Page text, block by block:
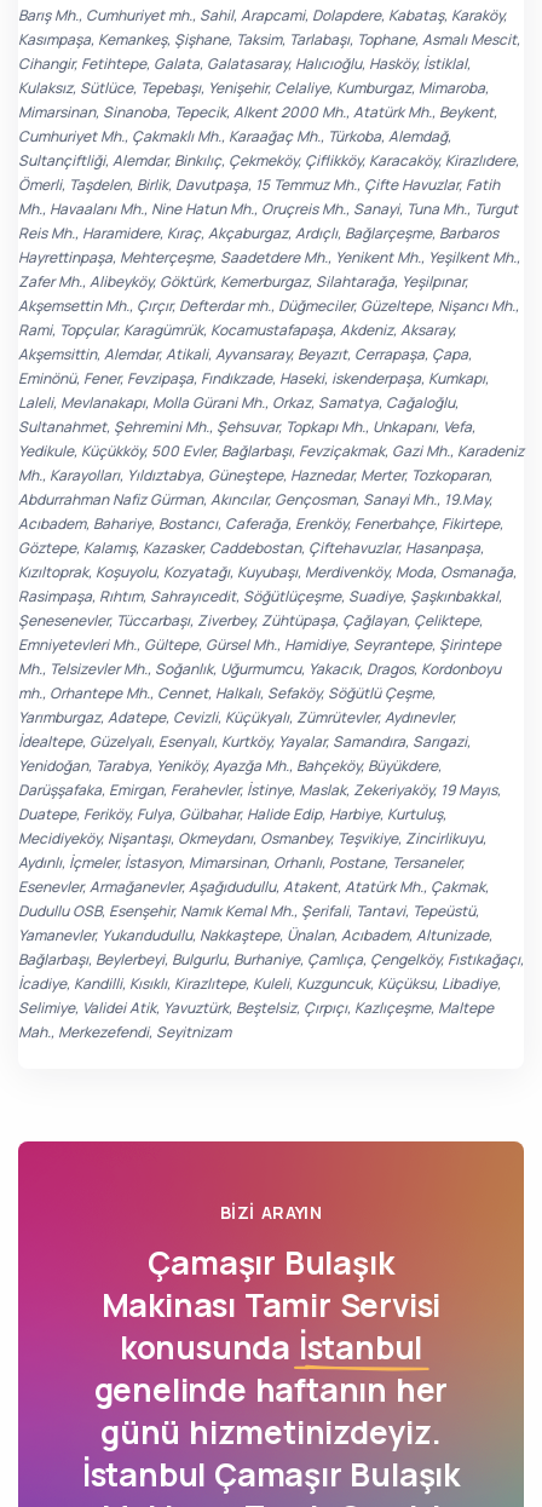
Barış Mh., Cumhuriyet mh., Sahil, Arapcami, Dolapdere, Kabataş, Karaköy,
Kasımpaşa, Kemankeş, Şişhane, Taksim, Tarlabaşı, Tophane, Asmalı Mescit,
Cihangir, Fetihtepe, Galata, Galatasaray, Halıcıoğlu, Hasköy, İstiklal,
Kulaksız, Sütlüce, Tepebaşı, Yenişehir, Celaliye, Kumburgaz, Mimaroba,
Mimarsinan, Sinanoba, Tepecik, Alkent 2000 Mh., Atatürk Mh., Beykent,
Cumhuriyet Mh., Çakmaklı Mh., Karaağaç Mh., Türkoba, Alemdağ,
Sultançiftliği, Alemdar, Binkılıç, Çekmeköy, Çiflikköy, Karacaköy, Kirazlıdere,
Ömerli, Taşdelen, Birlik, Davutpaşa, 15 Temmuz Mh., Çifte Havuzlar, Fatih
Mh., Havaalanı Mh., Nine Hatun Mh., Oruçreis Mh., Sanayi, Tuna Mh., Turgut
Reis Mh., Haramidere, Kıraç, Akçaburgaz, Ardıçlı, Bağlarçeşme, Barbaros
Hayrettinpaşa, Mehterçeşme, Saadetdere Mh., Yenikent Mh., Yeşilkent Mh.,
Zafer Mh., Alibeyköy, Göktürk, Kemerburgaz, Silahtarağa, Yeşilpınar,
Akşemsettin Mh., Çırçır, Defterdar mh., Düğmeciler, Güzeltepe, Nişancı Mh.,
Rami, Topçular, Karagümrük, Kocamustafapaşa, Akdeniz, Aksaray,
Akşemsittin, Alemdar, Atikali, Ayvansaray, Beyazıt, Cerrapaşa, Çapa,
Eminönü, Fener, Fevzipaşa, Fındıkzade, Haseki, iskenderpaşa, Kumkapı,
Laleli, Mevlanakapı, Molla Gürani Mh., Orkaz, Samatya, Cağaloğlu,
Sultanahmet, Şehremini Mh., Şehsuvar, Topkapı Mh., Unkapanı, Vefa,
Yedikule, Küçükköy, 500 Evler, Bağlarbaşı, Fevziçakmak, Gazi Mh., Karadeniz
Mh., Karayolları, Yıldıztabya, Güneştepe, Haznedar, Merter, Tozkoparan,
Abdurrahman Nafiz Gürman, Akıncılar, Gençosman, Sanayi Mh., 19.May,
Acıbadem, Bahariye, Bostancı, Caferağa, Erenköy, Fenerbahçe, Fikirtepe,
Göztepe, Kalamış, Kazasker, Caddebostan, Çiftehavuzlar, Hasanpaşa,
Kızıltoprak, Koşuyolu, Kozyatağı, Kuyubaşı, Merdivenköy, Moda, Osmanağa,
Rasimpaşa, Rıhtım, Sahrayıcedit, Söğütlüçeşme, Suadiye, Şaşkınbakkal,
Şenesenevler, Tüccarbaşı, Ziverbey, Zühtüpaşa, Çağlayan, Çeliktepe,
Emniyetevleri Mh., Gültepe, Gürsel Mh., Hamidiye, Seyrantepe, Şirintepe
Mh., Telsizevler Mh., Soğanlık, Uğurmumcu, Yakacık, Dragos, Kordonboyu
mh., Orhantepe Mh., Cennet, Halkalı, Sefaköy, Söğütlü Çeşme,
Yarımburgaz, Adatepe, Cevizli, Küçükyalı, Zümrütevler, Aydınevler,
İdealtepe, Güzelyalı, Esenyalı, Kurtköy, Yayalar, Samandıra, Sarıgazi,
Yenidoğan, Tarabya, Yeniköy, Ayazğa Mh., Bahçeköy, Büyükdere,
Darüşşafaka, Emirgan, Ferahevler, İstinye, Maslak, Zekeriyaköy, 19 Mayıs,
Duatepe, Feriköy, Fulya, Gülbahar, Halide Edip, Harbiye, Kurtuluş,
Mecidiyeköy, Nişantaşı, Okmeydanı, Osmanbey, Teşvikiye, Zincirlikuyu,
Aydınlı, İçmeler, İstasyon, Mimarsinan, Orhanlı, Postane, Tersaneler,
Esenevler, Armağanevler, Aşağıdudullu, Atakent, Atatürk Mh., Çakmak,
Dudullu OSB, Esenşehir, Namık Kemal Mh., Şerifali, Tantavi, Tepeüstü,
Yamanevler, Yukarıdudullu, Nakkaştepe, Ünalan, Acıbadem, Altunizade,
Bağlarbaşı, Beylerbeyi, Bulgurlu, Burhaniye, Çamlıça, Çengelköy, Fıstıkağaçı,
İcadiye, Kandilli, Kısıklı, Kirazlıtepe, Kuleli, Kuzguncuk, Küçüksu, Libadiye,
Selimiye, Validei Atik, Yavuztürk, Beştelsiz, Çırpıçı, Kazlıçeşme, Maltepe
Mah., Merkezefendi, Seyitnizam
BIZI ARAYIN
Çamaşır Bulaşık
Makinası Tamir Servisi
konusunda İstanbul
genelinde haftanın her
günü hizmetinizdeyiz.
İstanbul Çamaşır Bulaşık